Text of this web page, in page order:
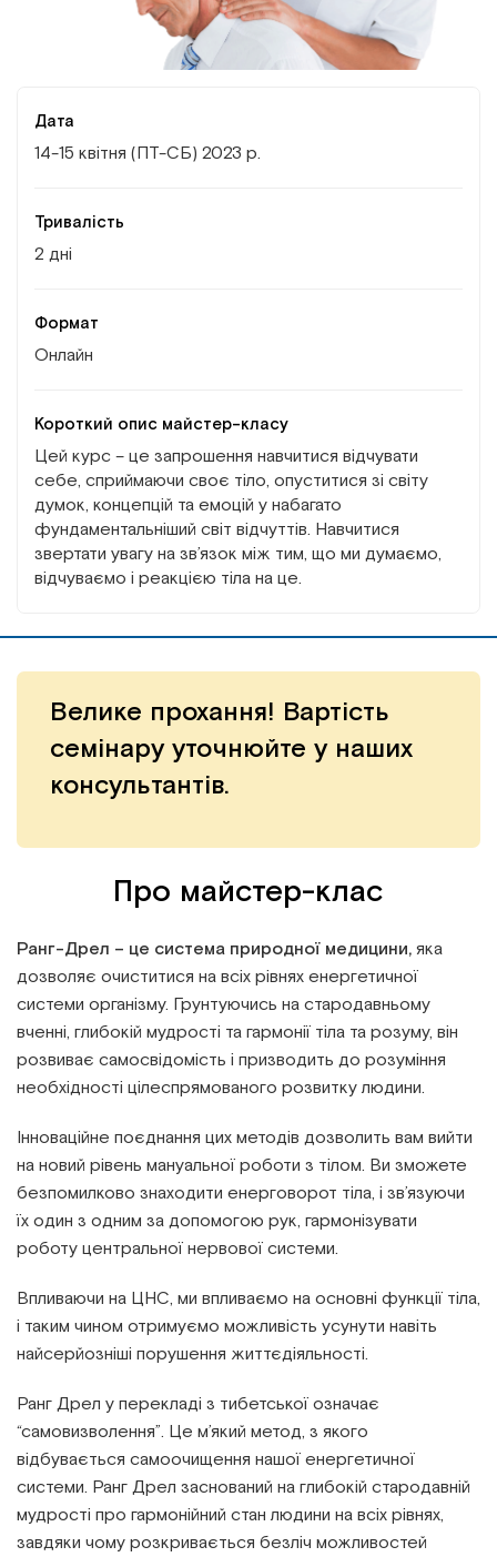
Дата
14-15 квітня (ПТ-СБ) 2023 р.
Тривалість
2 дні
Формат
Онлайн
Короткий опис майстер-класу
Цей курс – це запрошення навчитися відчувати
себе, сприймаючи своє тіло, опуститися зі світу
думок, концепцій та емоцій у набагато
фундаментальніший світ відчуттів. Навчитися
звертати увагу на зв’язок між тим, що ми думаємо,
відчуваємо і реакцією тіла на це.
Велике прохання! Вартість
семінару уточнюйте у наших
консультантів.
Про майстер-клас
Ранг-Дрел – це система природної медицини, яка
дозволяє очиститися на всіх рівнях енергетичної
системи організму. Грунтуючись на стародавньому
вченні, глибокій мудрості та гармонії тіла та розуму, він
розвиває самосвідомість і призводить до розуміння
необхідності цілеспрямованого розвитку людини.
Інноваційне поєднання цих методів дозволить вам вийти
на новий рівень мануальної роботи з тілом. Ви зможете
безпомилково знаходити енерговорот тіла, і зв’язуючи
їх один з одним за допомогою рук, гармонізувати
роботу центральної нервової системи.
Впливаючи на ЦНС, ми впливаємо на основні функції тіла,
і таким чином отримуємо можливість усунути навіть
найсерйозніші порушення життєдіяльності.
Ранг Дрел у перекладі з тибетської означає
“самовизволення”. Це м’який метод, з якого
відбувається самоочищення нашої енергетичної
системи. Ранг Дрел заснований на глибокій стародавній
мудрості про гармонійний стан людини на всіх рівнях,
завдяки чому розкривається безліч можливостей
Інститут Апледжера
Інститут Барраля
Прикладна кінезіологія
Реабілітація
Естетична медицина